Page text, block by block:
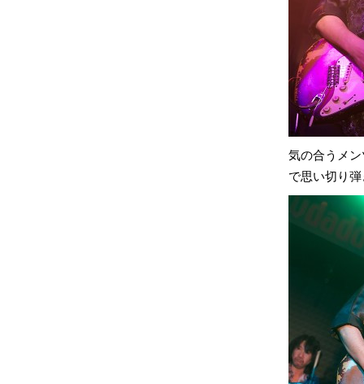
気の合うメ
で思い切り